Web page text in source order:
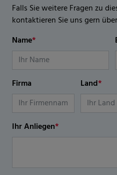
Falls Sie weitere Fragen zu
kontaktieren Sie uns gern
Name*
Firma Land*
Ihr Anliegen*